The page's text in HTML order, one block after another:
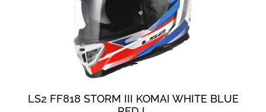
LS2 FF818 STORM III KOMAI WHITE BLUE